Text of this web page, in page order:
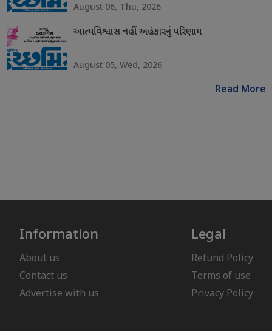
August 06, Thu, 2026
આત્મવિશ્વાસ નહીં અહંકારનું પરિણામ
August 05, Wed, 2026
Read More
Information
About us
Contact us
Advertise with us
Legal
Refund Policy
Terms of use
Privacy Policy